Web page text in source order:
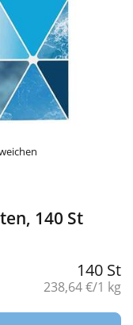
140 St
140 St
Grundpreis:
238,64 €/1 kg